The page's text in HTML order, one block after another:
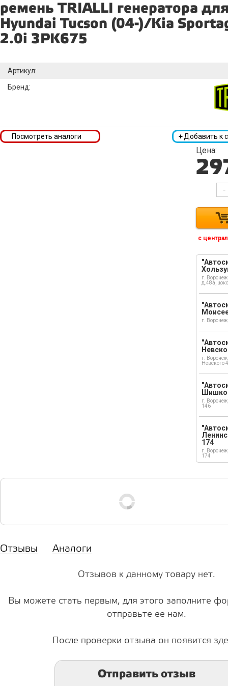
ремень TRIALLI генератора
Hyundai Tucson (04-)/Kia
2.0i 3PK675
Артикул:
Бренд:
+Добавить к
Посмотреть аналоги
Цена:
-
с
г.
д.48а,
г.
г.
Невского
г.
146
174
г.
174
Отзывы Аналоги
Отзывов к данному товару нет.
Вы можете стать первым, для этого заполните
отправьте ее нам.
После проверки отзыва он появится
Отправить отзыв